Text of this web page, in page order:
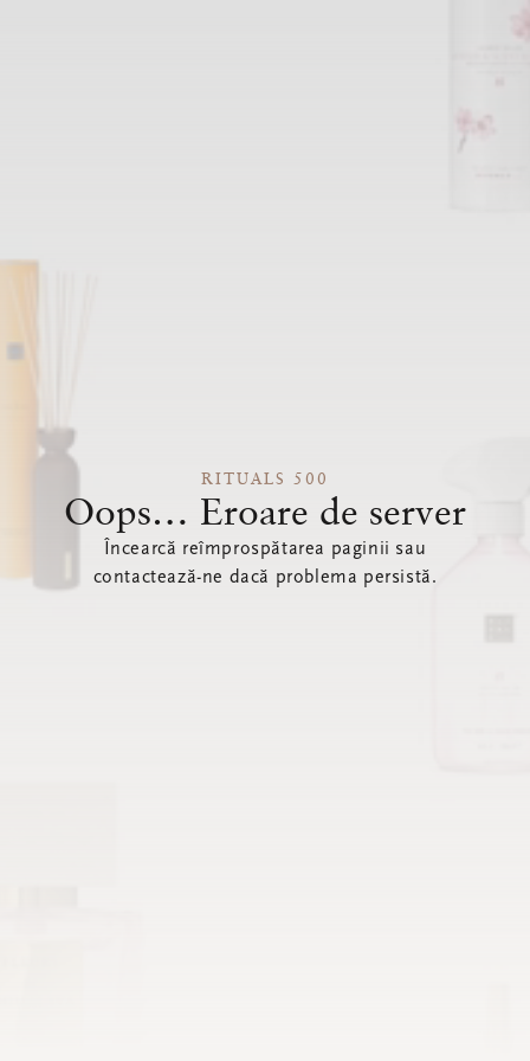
RITUALS 500
Oops… Eroare de server
Încearcă reîmprospătarea paginii sau
contactează-ne dacă problema persistă.